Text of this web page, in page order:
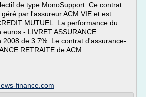
de type MonoSupport. Ce contrat
par l'assureur ACM VIE et est
MUTUEL. La performance du
- LIVRET ASSURANCE
2008 de 3.7%. Le contrat d'assurance-
RETRAITE de ACM...
finance.com